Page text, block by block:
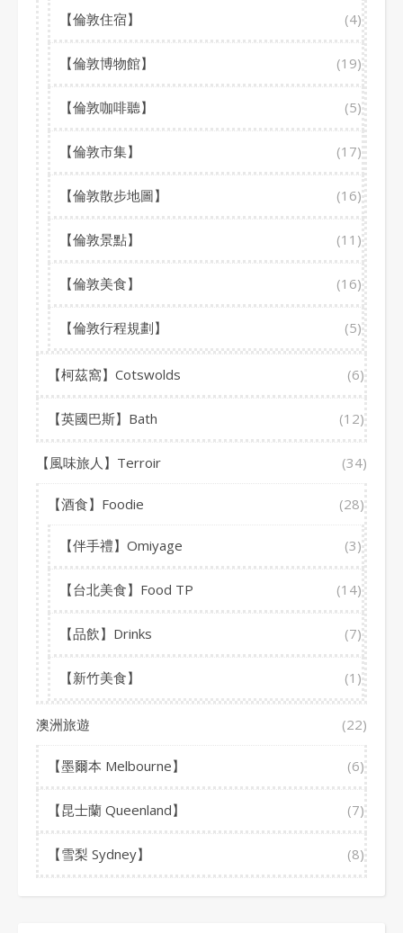
【倫敦住宿】 (4)
【倫敦博物館】 (19)
【倫敦咖啡聽】 (5)
【倫敦市集】 (17)
【倫敦散步地圖】 (16)
【倫敦景點】 (11)
【倫敦美食】 (16)
【倫敦行程規劃】 (5)
【柯茲窩】Cotswolds (6)
【英國巴斯】Bath (12)
【風味旅人】Terroir (34)
【酒食】Foodie (28)
【伴手禮】Omiyage (3)
【台北美食】Food TP (14)
【品飲】Drinks (7)
【新竹美食】 (1)
澳洲旅遊 (22)
【墨爾本 Melbourne】 (6)
【昆士蘭 Queenland】 (7)
【雪梨 Sydney】 (8)